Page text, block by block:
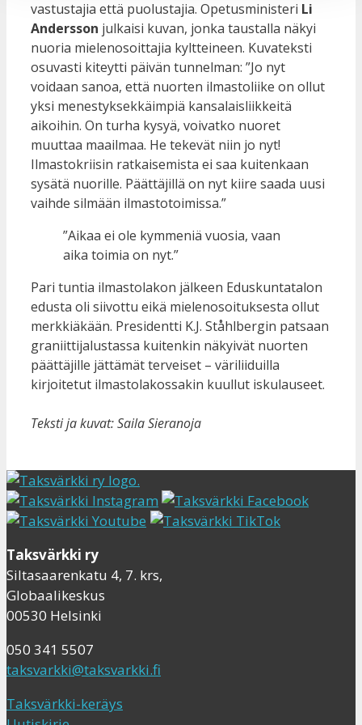
vastustajia että puolustajia. Opetusministeri Li
Andersson julkaisi kuvan, jonka taustalla näkyi
nuoria mielenosoittajia kyltteineen. Kuvateksti
osuvasti kiteytti päivän tunnelman: ”Jo nyt
voidaan sanoa, että nuorten ilmastoliike on ollut
yksi menestyksekkäimpiä kansalaisliikkeitä
aikoihin. On turha kysyä, voivatko nuoret
muuttaa maailmaa. He tekevät niin jo nyt!
Ilmastokriisin ratkaisemista ei saa kuitenkaan
sysätä nuorille. Päättäjillä on nyt kiire saada uusi
vaihde silmään ilmastotoimissa.”
”Aikaa ei ole kymmeniä vuosia, vaan
aika toimia on nyt.”
Pari tuntia ilmastolakon jälkeen Eduskuntatalon
edusta oli siivottu eikä mielenosoituksesta ollut
merkkiäkään. Presidentti K.J. Ståhlbergin patsaan
graniittijalustassa kuitenkin näkyivät nuorten
päättäjille jättämät terveiset – väriliiduilla
kirjoitetut ilmastolakossakin kuullut iskulauseet.
Teksti ja kuvat: Saila Sieranoja
Taksvärkki ry
Siltasaarenkatu 4, 7. krs,
Globaalikeskus
00530 Helsinki
050 341 5507
taksvarkki@taksvarkki.fi
Taksvärkki-keräys